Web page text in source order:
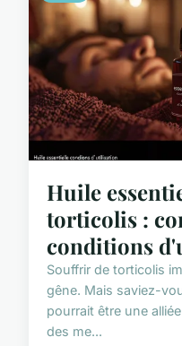
Huile
torticolis :
conditions
Souffrir de torticolis
gêne. Mais saviez-
pourrait être une
des me...